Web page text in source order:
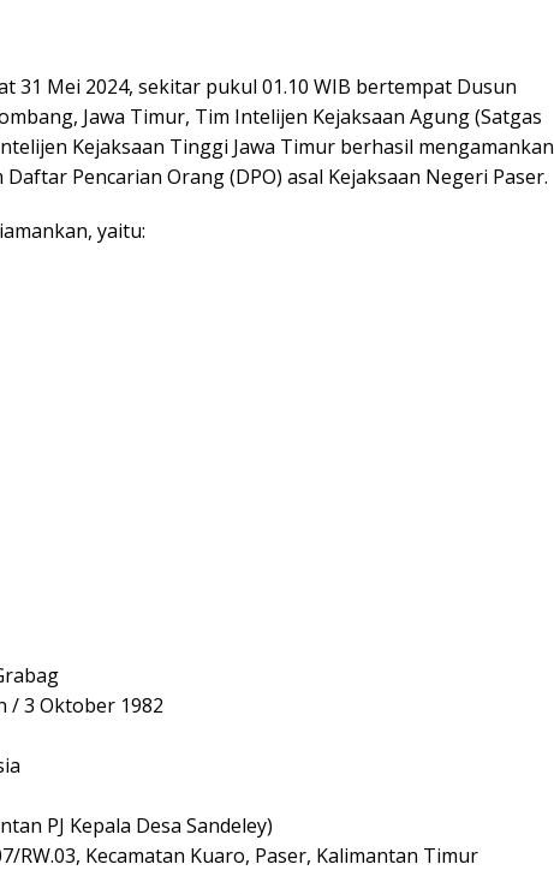
31 Mei 2024, sekitar pukul 01.10 WIB bertempat Dusun
Jawa Timur, Tim Intelijen Kejaksaan Agung (Satgas
Kejaksaan Tinggi Jawa Timur berhasil mengamankan
Pencarian Orang (DPO) asal Kejaksaan Negeri Paser.
yaitu:
/ 3 Oktober 1982
PJ Kepala Desa Sandeley)
RW.03, Kecamatan Kuaro, Paser, Kalimantan Timur